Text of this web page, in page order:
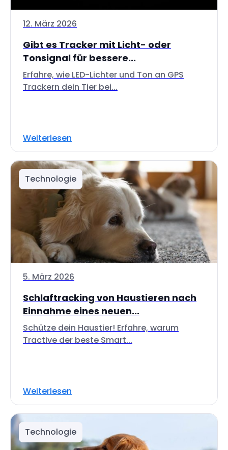
12. März 2026
Gibt es Tracker mit Licht- oder
Tonsignal für bessere...
Erfahre, wie LED-Lichter und Ton an GPS
Trackern dein Tier bei...
Weiterlesen
Technologie
5. März 2026
Schlaftracking von Haustieren nach
Einnahme eines neuen...
Schütze dein Haustier! Erfahre, warum
Tractive der beste Smart...
Weiterlesen
Technologie